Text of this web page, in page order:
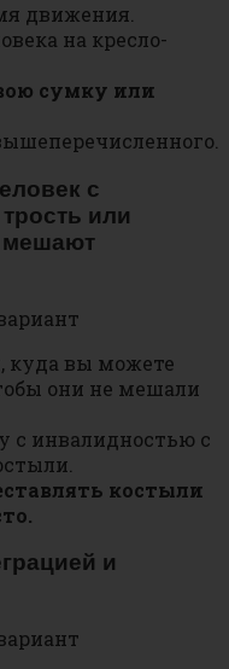
движения.
на кресло-
сумку или
с
или
мешают
куда вы можете
они не мешали
с инвалидностью с
костыли
и